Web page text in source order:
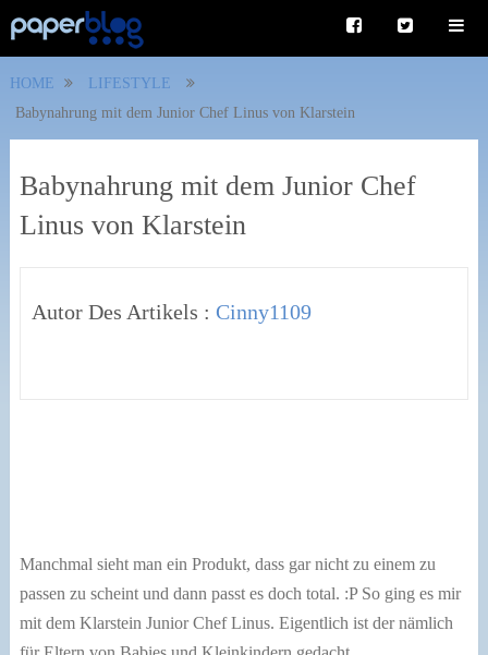
HOME
LIFESTYLE
Babynahrung mit dem Junior Chef Linus von Klarstein
Babynahrung mit dem Junior Chef
Linus von Klarstein
Autor Des Artikels : Cinny1109
Manchmal sieht man ein Produkt, dass gar nicht zu einem zu
passen zu scheint und dann passt es doch total. :P So ging es mir
mit dem Klarstein Junior Chef Linus. Eigentlich ist der nämlich